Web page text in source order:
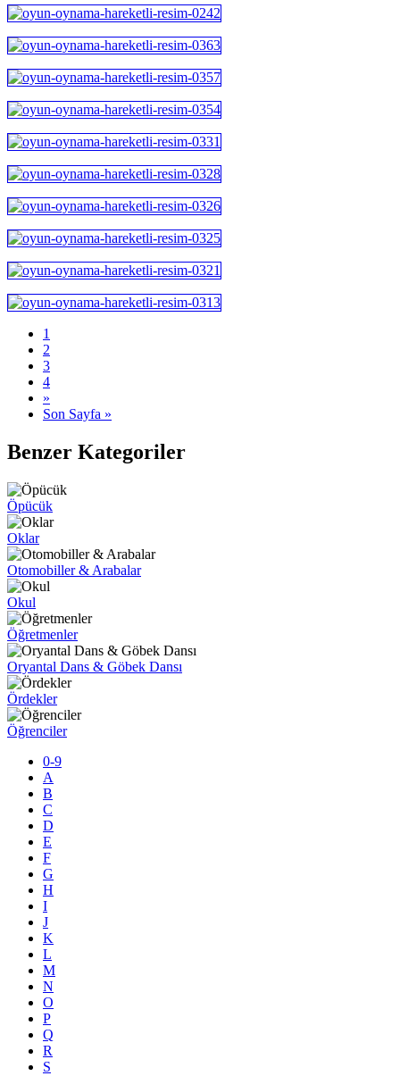
1
2
3
4
»
Son Sayfa »
Benzer Kategoriler
Öpücük
Oklar
Otomobiller & Arabalar
Okul
Öğretmenler
Oryantal Dans & Göbek Dansı
Ördekler
Öğrenciler
0-9
A
B
C
D
E
F
G
H
I
J
K
L
M
N
O
P
Q
R
S